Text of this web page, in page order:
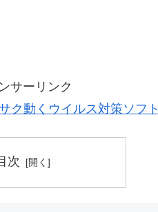
サーリンク
ク動くウイルス対策ソフト
次